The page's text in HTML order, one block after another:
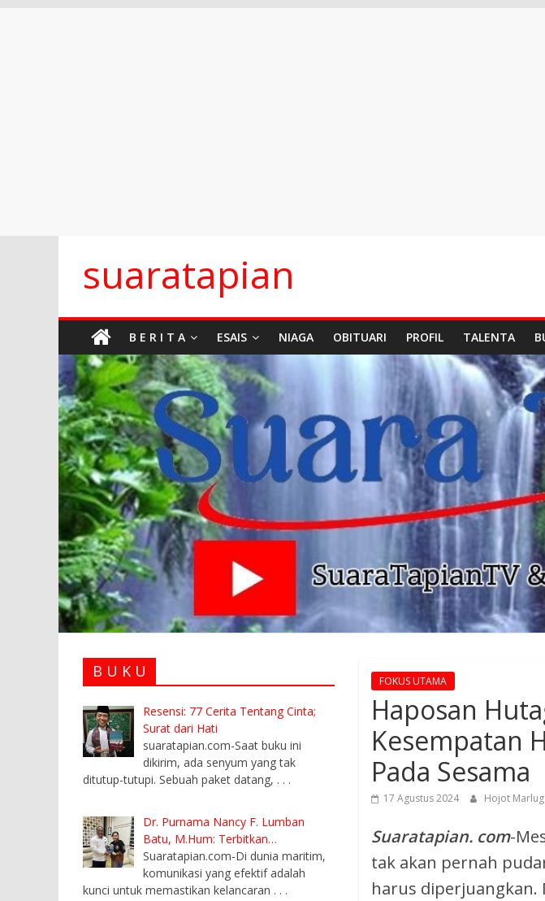
contentsuaratapian
B E R I T A ESAIS NIAGA OBITUARI PROFIL TALENTA
FOKUS UTAMA
Haposan
Kesempatan
Pada Sesama
17 Agustus 2024 Hojot
Suaratapian. com-
tak akan pernah
harus
B U K U
Resensi: 77 Cerita Tentang Cinta;
Surat dari Hati
suaratapian.com-Saat buku ini
dikirim, ada senyum yang tak
ditutup-tutupi. Sebuah paket datang, . . .
Dr. Purnama Nancy F. Lumban
Batu, M.Hum: Terbitkan…
Suaratapian.com-Di dunia maritim,
komunikasi yang efektif adalah
kunci untuk memastikan kelancaran . . .